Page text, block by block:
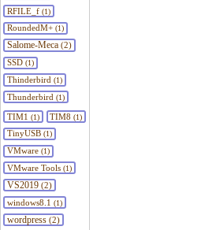
RFILE_f(1)
RoundedM+(1)
Salome-Meca (2)
SSD(1)
Thinderbird (1)
Thunderbird (1)
TIM1 (1) TIM8 (1)
TinyUSB(1)
VMware(1)
VMware Tools(1)
VS2019 (2)
windows8.1 (1)
wordpress (2)